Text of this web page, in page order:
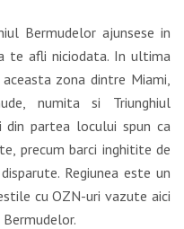
Bermudelor ajunsese in
te afli niciodata. In ultima
zona dintre Miami,
numita si Triunghiul
din partea locului spun ca
precum barci inghitite de
Regiunea este un
cu OZN-uri vazute aici